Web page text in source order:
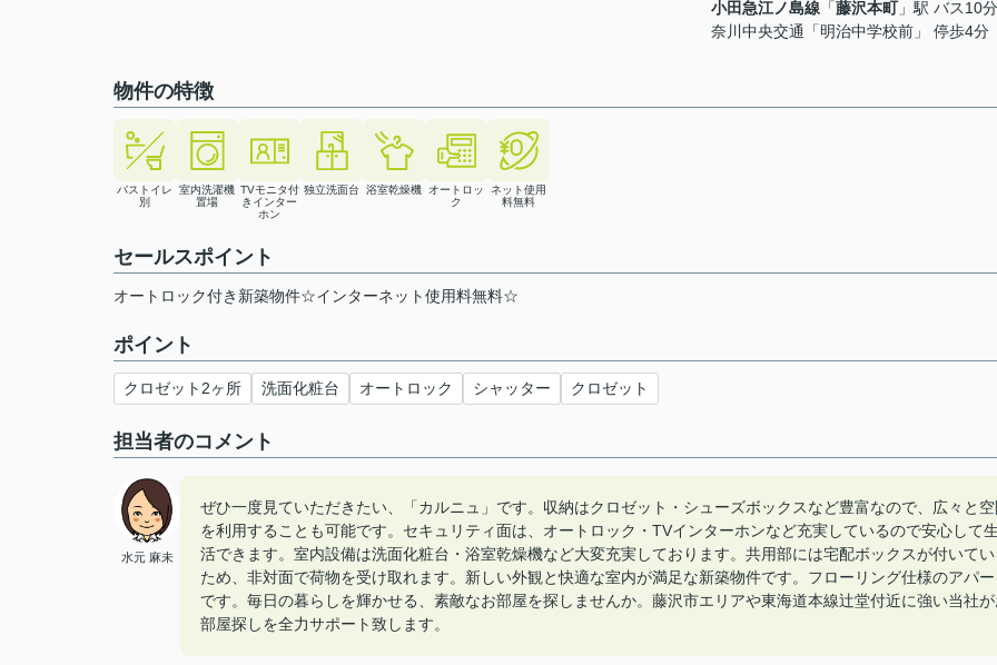
小田急江ノ島線 「藤沢本町」駅 バス10
奈川中央交通「明治中学校前」 停歩4分
物件の特徴
バストイレ
別
室内洗濯機
置場
TVモニタ付
きインター
ホン
独立洗面台 浴室乾燥機
オートロッ
ク
ネット使用
料無料
セールスポイント
オートロック付き新築物件☆インターネット使用料無料☆
ポイント
クロゼット2ヶ所 洗面化粧台 オートロック シャッター クロゼット
担当者のコメント
水元 麻未
ぜひ一度見ていただきたい、「カルニュ」です。収納はクロゼット・シューズボックスなど豊富なので、広々と空
を利用することも可能です。セキュリティ面は、オートロック・TVインターホンなど充実しているので安心して生
活できます。室内設備は洗面化粧台・浴室乾燥機など大変充実しております。共用部には宅配ボックスが付いてい
ため、非対面で荷物を受け取れます。新しい外観と快適な室内が満足な新築物件です。フローリング仕様のアパー
です。毎日の暮らしを輝かせる、素敵なお部屋を探しませんか。藤沢市エリアや東海道本線辻堂付近に強い当社が
部屋探しを全力サポート致します。